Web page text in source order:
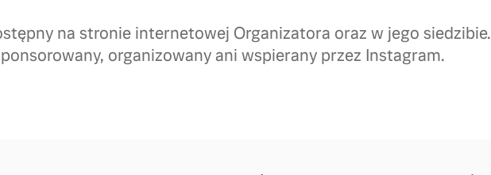
na stronie internetowej Organizatora oraz w jego siedzibie.
organizowany ani wspierany przez Instagram.